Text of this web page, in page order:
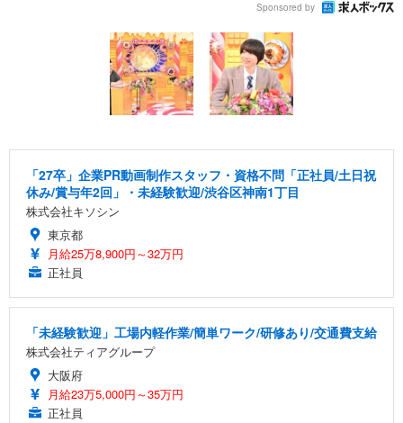
Sponsored by
「27卒」企業PR動画制作スタッフ・資格不問「正社員/土日祝
休み/賞与年2回」・未経験歓迎/渋谷区神南1丁目
株式会社キソシン
東京都
月給25万8,900円～32万円
正社員
「未経験歓迎」工場内軽作業/簡単ワーク/研修あり/交通費支給
株式会社ティアグループ
大阪府
月給23万5,000円～35万円
正社員